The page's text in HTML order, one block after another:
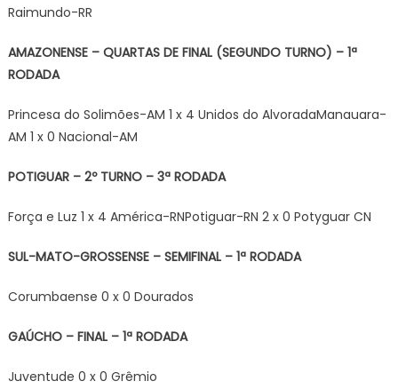
Raimundo-RR
AMAZONENSE – QUARTAS DE FINAL (SEGUNDO TURNO) – 1ª
RODADA
Princesa do Solimões-AM 1 x 4 Unidos do AlvoradaManauara-
AM 1 x 0 Nacional-AM
POTIGUAR – 2º TURNO – 3ª RODADA
Força e Luz 1 x 4 América-RNPotiguar-RN 2 x 0 Potyguar CN
SUL-MATO-GROSSENSE – SEMIFINAL – 1ª RODADA
Corumbaense 0 x 0 Dourados
GAÚCHO – FINAL – 1ª RODADA
Juventude 0 x 0 Grêmio